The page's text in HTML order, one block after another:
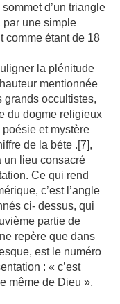
d’un triangle
par une simple
comme étant de 18
la plénitude
mentionnée
grands occultistes,
du dogme religieux
et mystère
de la béte .[7],
un lieu consacré
Ce qui rend
c’est l’angle
ci- dessus, qui
partie de
repère que dans
est le numéro
: « c’est
même de Dieu »,